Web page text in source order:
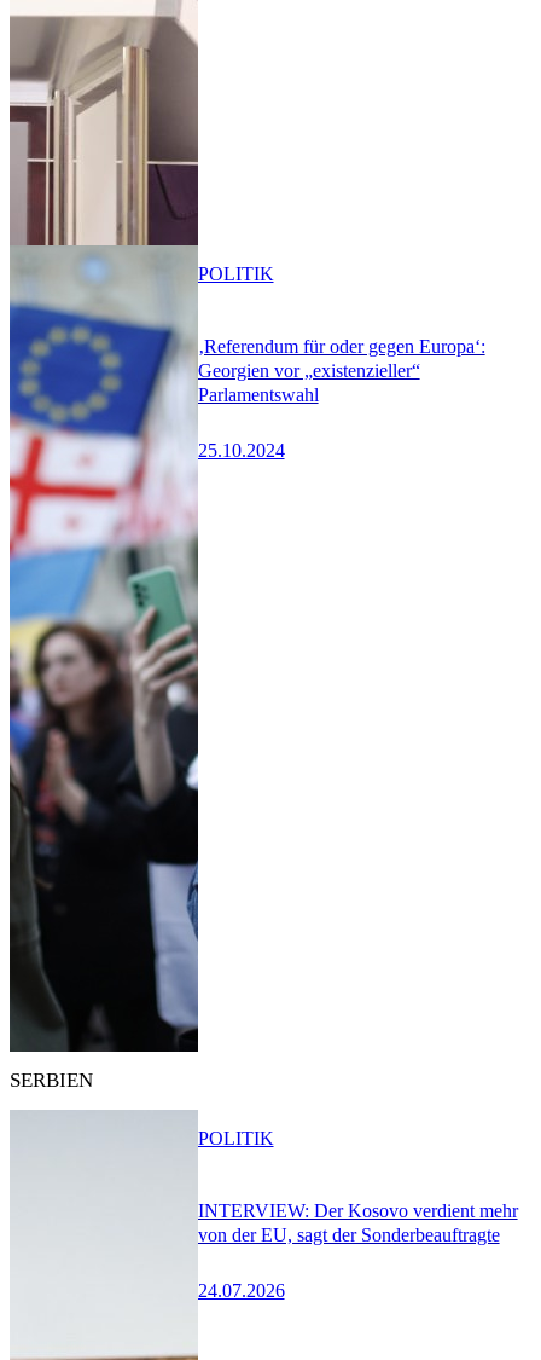
‚Referendum für oder gegen Europa‘:
Georgien vor „existenzieller“
Parlamentswahl
25.10.2024
POLITIK
SERBIEN
INTERVIEW: Der Kosovo verdient mehr
von der EU, sagt der Sonderbeauftragte
24.07.2026
POLITIK